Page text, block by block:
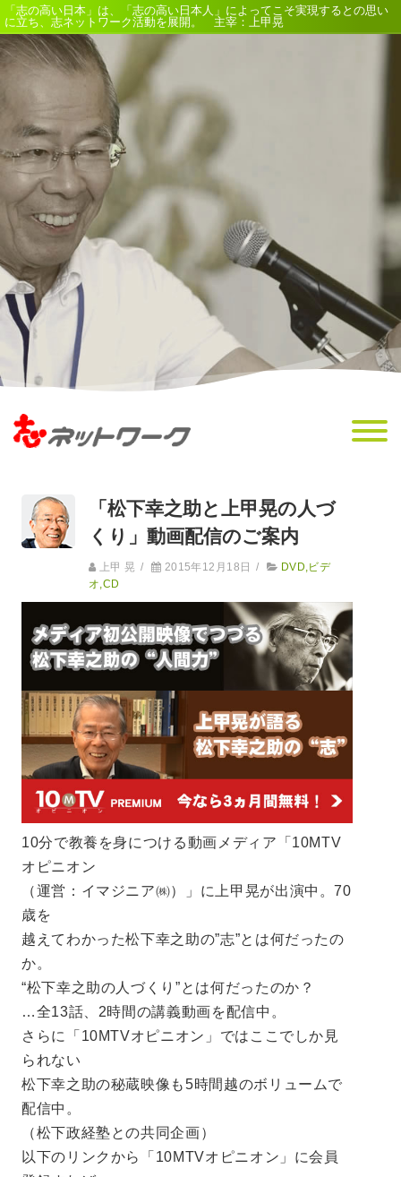
「志の高い日本」は、「志の高い日本人」によってこそ実現するとの思い
に立ち、志ネットワーク活動を展開。 主宰：上甲晃
「松下幸之助と上甲晃の人づ
くり」動画配信のご案内
上甲 晃 / 2015年12月18日 /
DVD,ビデ
オ,CD
10分で教養を身につける動画メディア「10MTV
オピニオン
（運営：イマジニア㈱）」に上甲晃が出演中。70
歳を
越えてわかった松下幸之助の”志”とは何だったの
か。
“松下幸之助の人づくり”とは何だったのか？
…全13話、2時間の講義動画を配信中。
さらに「10MTVオピニオン」ではここでしか見
られない
松下幸之助の秘蔵映像も5時間越のボリュームで
配信中。
（松下政経塾との共同企画）
以下のリンクから「10MTVオピニオン」に会員